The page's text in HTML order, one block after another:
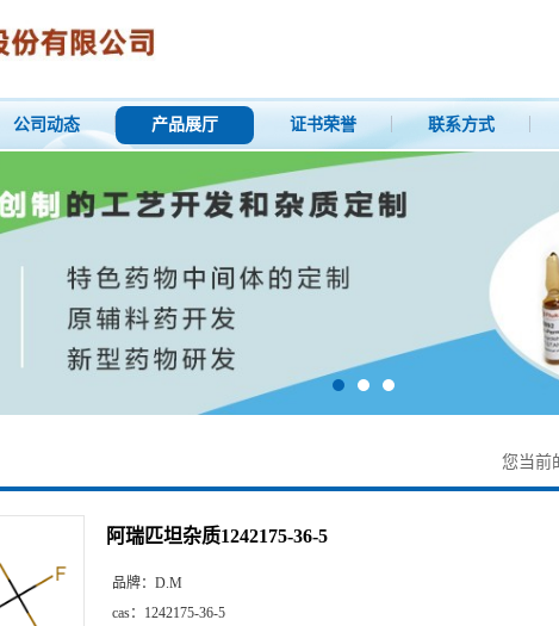
公司动态 产品展厅 证书荣誉 联系方式
您当前
阿瑞匹坦杂质1242175-36-5
品牌： D.M
cas： 1242175-36-5